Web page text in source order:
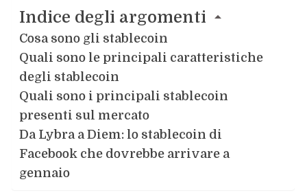
Indice degli argomenti
Cosa sono gli stablecoin
Quali sono le principali caratteristiche
degli stablecoin
Quali sono i principali stablecoin
presenti sul mercato
Da Lybra a Diem: lo stablecoin di
Facebook che dovrebbe arrivare a
gennaio